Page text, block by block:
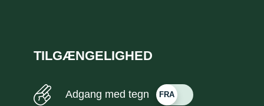
TILGÆNGELIGHED
Adgang med tegn